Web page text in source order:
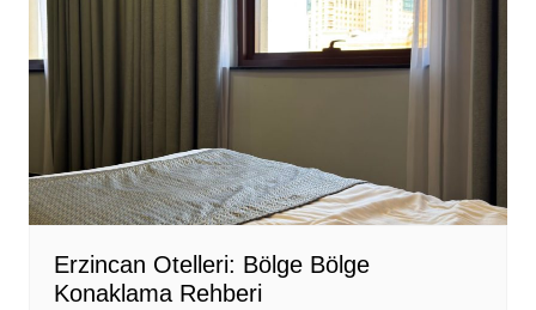
Erzincan Otelleri: Bölge Bölge
Konaklama Rehberi